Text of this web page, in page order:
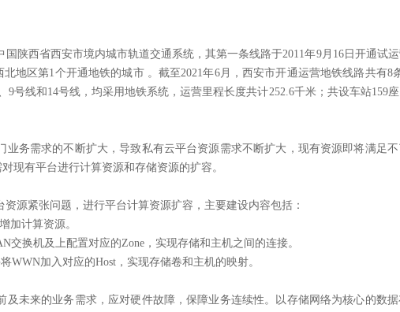
国陕西省西安市境内城市轨道交通系统，其第一条线路于2011年9月16日开通试
北地区第1个开通地铁的城市 。截至2021年6月，西安市开通运营地铁线路共有8
9号线和14号线，均采用地铁系统 ，运营里程长度共计252.6千米；共设车站159
业务需求的不断扩大，导致私有云平台资源需求不断扩大，现有资源即将满足
现有平台进行计算资源和存储资源的扩容。
资源紧张问题，进行平台计算资源扩容，主要建设内容包括：
加计算资源。
交换机及上配置对应的Zone，实现存储和主机之间的连接。
WWN加入对应的Host，实现存储卷和主机的映射。
及未来的业务需求，应对硬件故障，保障业务连续性。以存储网络为核心的数